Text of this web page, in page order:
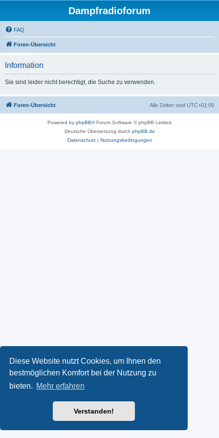
Diese Website nutzt Cookies, um Ihnen den
bestmöglichen Komfort bei der Nutzung zu
bieten. Mehr erfahren
Verstanden!
Dampfradioforum
FAQ
Foren-Übersicht
Information
Sie sind leider nicht berechtigt, die Suche zu verwenden.
Foren-Übersicht Alle Zeiten sind UTC+01:00
Powered by phpBB® Forum Software © phpBB Limited
Deutsche Übersetzung durch phpBB.de
Datenschutz| Nutzungsbedingungen